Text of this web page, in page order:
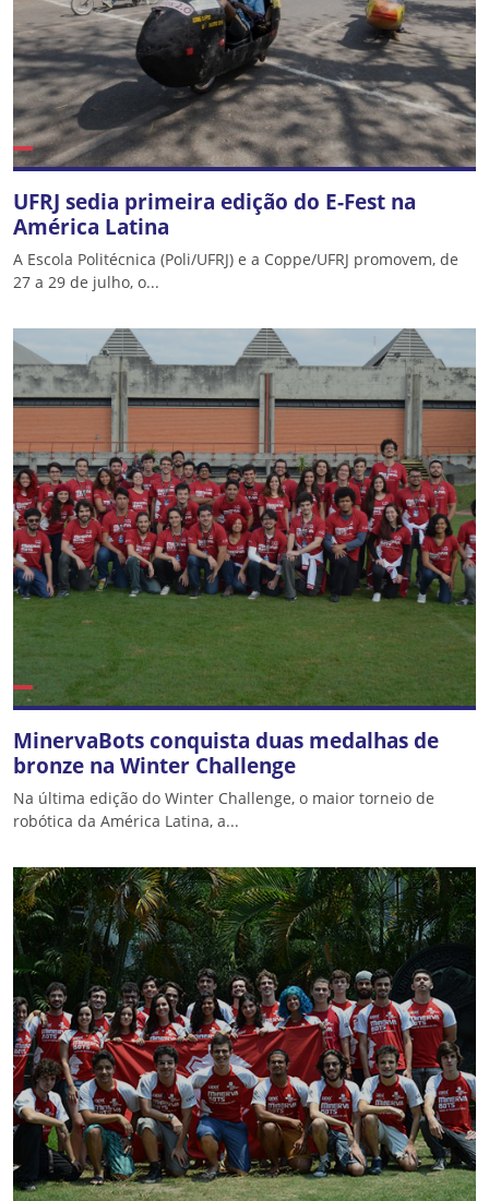
UFRJ sedia primeira edição do E-Fest na
América Latina
A Escola Politécnica (Poli/UFRJ) e a Coppe/UFRJ promovem, de
27 a 29 de julho, o...
MinervaBots conquista duas medalhas de
bronze na Winter Challenge
Na última edição do Winter Challenge, o maior torneio de
robótica da América Latina, a...